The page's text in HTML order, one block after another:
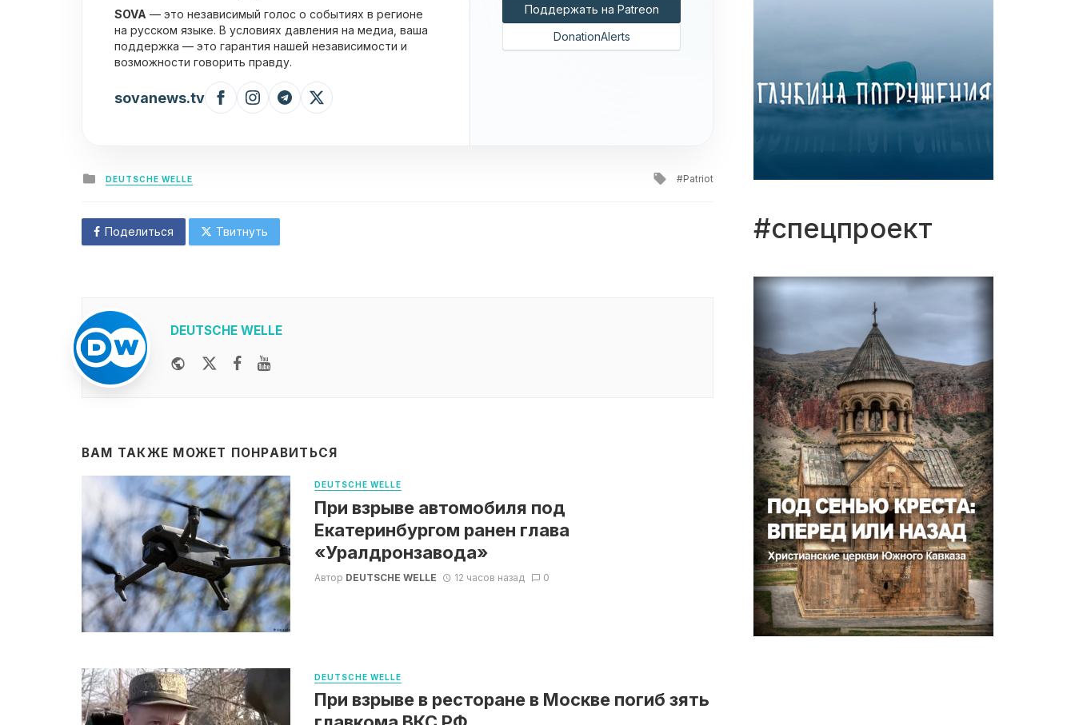
SOVA — это независимый голос о событиях в регионе
на русском языке. В условиях давления на медиа, ваша
поддержка — это гарантия нашей независимости и
возможности говорить правду.
sovanews.tv
Поддержать на Patreon
DonationAlerts
Posted
in
DEUTSCHE WELLE
Tagged
Patriot
Поделиться Твитнуть
DEUTSCHE WELLE
WebsiteTwitterFacebook
ВАМ ТАКЖЕ МОЖЕТ ПОНРАВИТЬСЯ
DEUTSCHE WELLE
При взрыве автомобиля под
Екатеринбургом ранен глава
«Уралдронзавода»
Автор DEUTSCHE WELLE 12 часов назад 0
DEUTSCHE WELLE
При взрыве в ресторане в Москве погиб зять
#спецпроект